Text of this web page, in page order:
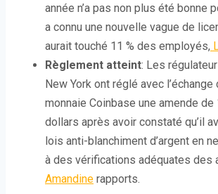
année n’a pas non plus été bonne
a connu une nouvelle vague de
aurait touché 11 % des employés,
Règlement atteint: Les
New York ont ​​réglé avec
monnaie Coinbase une amende
dollars après avoir constaté qu’il
lois anti-blanchiment d’argent en
à des vérifications adéquates des
Amandine rapports.